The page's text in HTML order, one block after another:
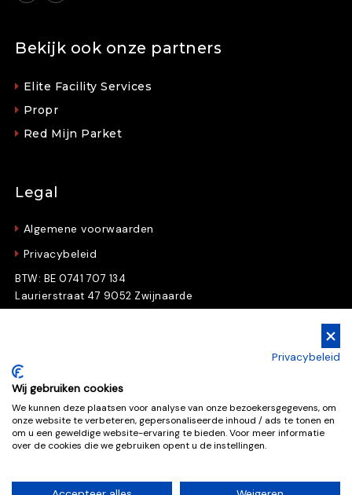
Bekijk ook onze partners
Elite Facility Services
Propr
Red Mijn Parket
Legal
Algemene voorwaarden
Privacybeleid
BTW: BE 0741 707 134
Laurierstraat 47 9052 Zwijnaarde
Download nu gratis e-books en whitepapers
Gratis downloads
Privacybeleid
Wij gebruiken cookies
We kunnen deze plaatsen voor analyse van onze bezoekersgegevens, om
onze website te verbeteren, gepersonaliseerde inhoud / ads te tonen en
om u een geweldige website-ervaring te bieden. Voor meer informatie
over de cookies die we gebruiken opent u de instellingen.